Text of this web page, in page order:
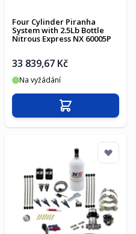
Four Cylinder Piranha
System with 2.5Lb Bottle
Nitrous Express NX 60005P
33 839,67 Kč
Na vyžádání
Přidat do košíku